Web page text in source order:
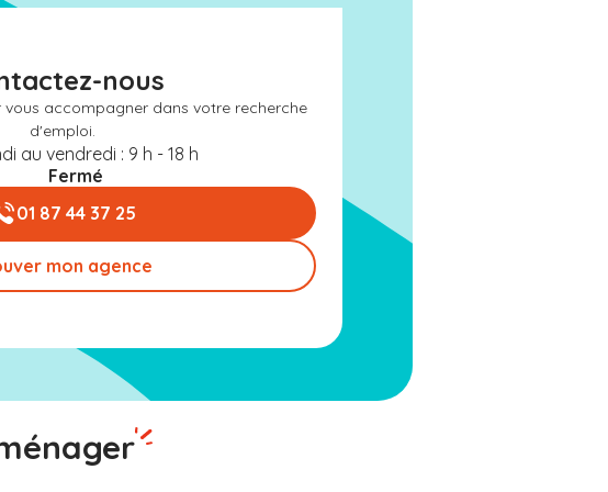
nous
accompagner dans votre recherche
d'emploi.
au vendredi : 9 h - 18 h
Fermé
01 87 44 37 25
mon agence